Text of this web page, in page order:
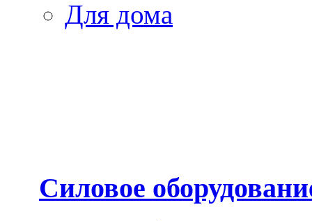
Для дома
Силовое